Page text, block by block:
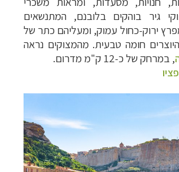
גיר בוהקים בלובנם, המתנשאים
ירוק-כחול עמוק, ומעליהם כתר של
חומה טבעית. מהמצוקים נראה
, במרחק של כ-12 ק"מ מדרום.